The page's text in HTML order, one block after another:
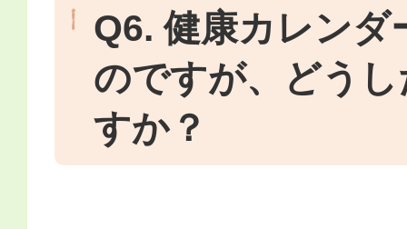
Q6. 健康カレンダ
のですが、どう
すか？